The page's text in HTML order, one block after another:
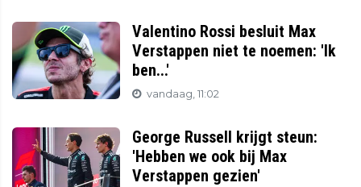
Valentino Rossi besluit Max
Verstappen niet te noemen: 'Ik
ben...'
vandaag, 11:02
George Russell krijgt steun:
'Hebben we ook bij Max
Verstappen gezien'